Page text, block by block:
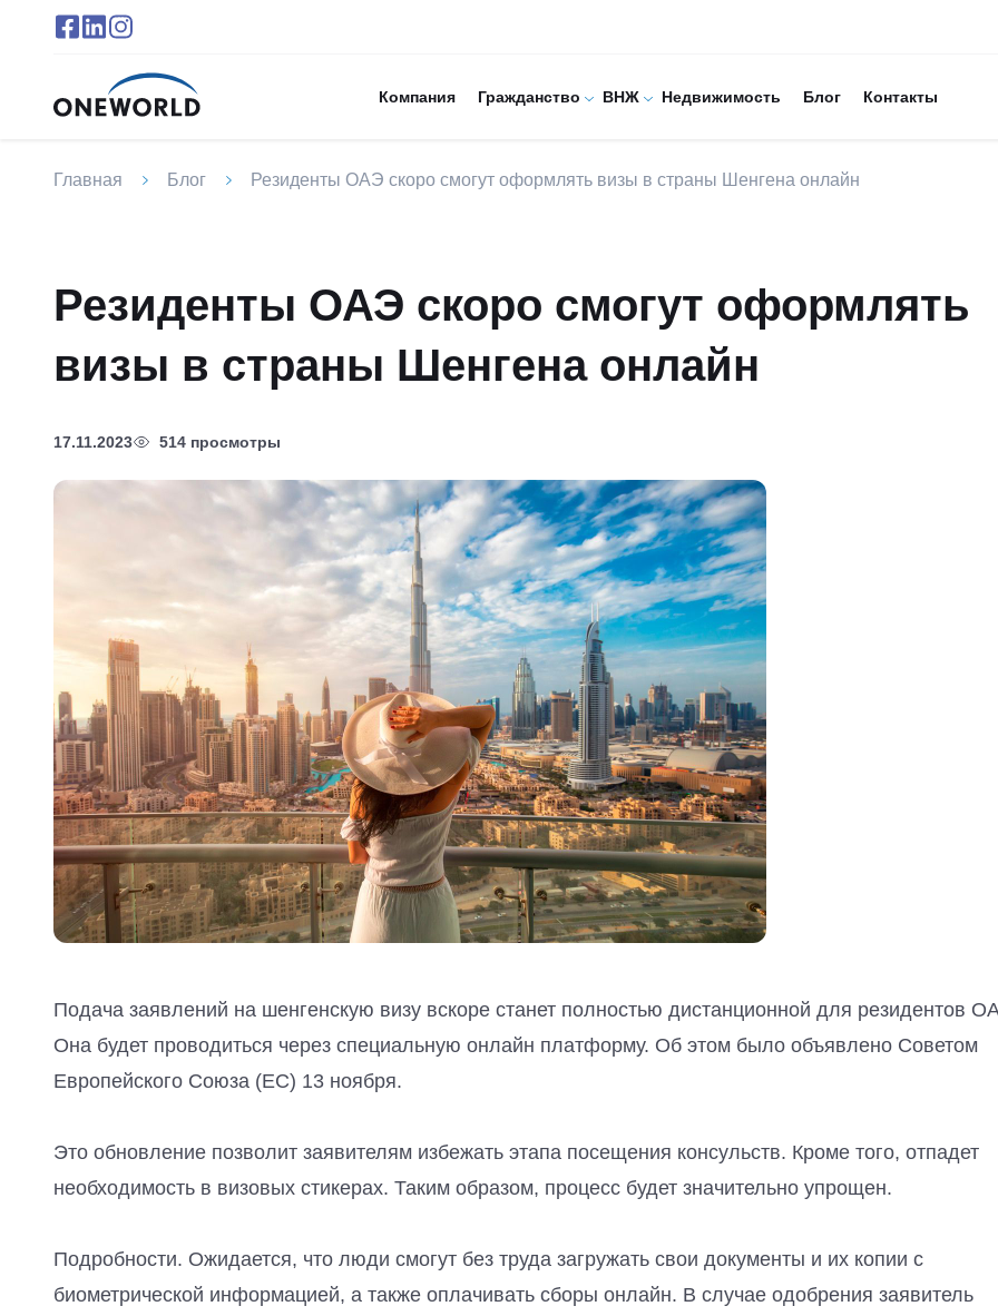
Компания Гражданство ВНЖ Недвижимость Блог Контакты
Главная Блог Резиденты ОАЭ скоро смогут оформлять визы в страны Шенгена онлайн
Резиденты ОАЭ скоро смогут оформлять
визы в страны Шенгена онлайн
17.11.2023 514 просмотры
Подача заявлений на шенгенскую визу вскоре станет полностью дистанционной для резидентов
Она будет проводиться через специальную онлайн платформу. Об этом было объявлено Советом
Европейского Союза (ЕС) 13 ноября.
Это обновление позволит заявителям избежать этапа посещения консульств. Кроме того, отпадет
необходимость в визовых стикерах. Таким образом, процесс будет значительно упрощен.
Подробности. Ожидается, что люди смогут без труда загружать свои документы и их копии с
биометрической информацией, а также оплачивать сборы онлайн. В случае одобрения заявитель